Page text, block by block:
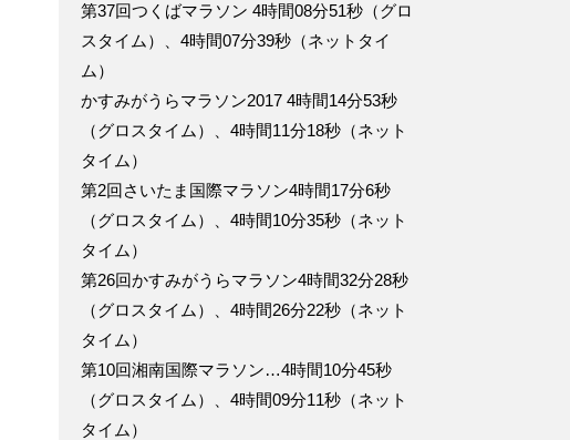
第37回つくばマラソン 4時間08分51秒（グロ
スタイム）、4時間07分39秒（ネットタイ
ム）
かすみがうらマラソン2017 4時間14分53秒
（グロスタイム）、4時間11分18秒（ネット
タイム）
第2回さいたま国際マラソン4時間17分6秒
（グロスタイム）、4時間10分35秒（ネット
タイム）
第26回かすみがうらマラソン4時間32分28秒
（グロスタイム）、4時間26分22秒（ネット
タイム）
第10回湘南国際マラソン…4時間10分45秒
（グロスタイム）、4時間09分11秒（ネット
タイム）